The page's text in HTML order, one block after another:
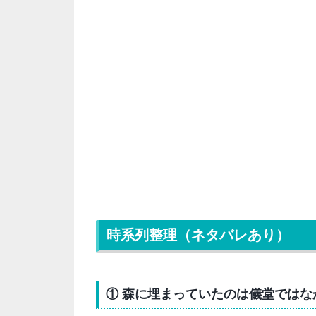
時系列整理（ネタバレあり）
① 森に埋まっていたのは儀堂ではな